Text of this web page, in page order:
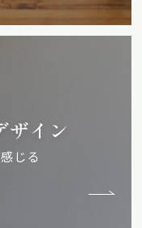
ザイン
じる